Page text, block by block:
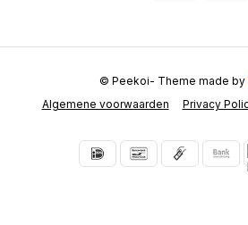
Algemene voorwaarden Privacy
© Peekoi- Theme made by